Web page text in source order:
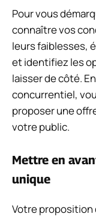
Pour vous
connaître vos
leurs faiblesses,
et identifiez les
laisser de côté.
concurrentiel,
proposer une
votre public.
Mettre en
unique
Votre proposition